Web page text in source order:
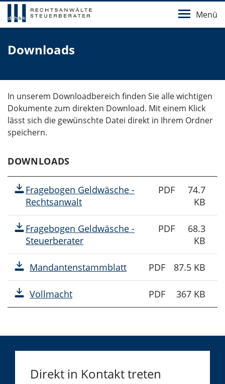
Menü
Downloads
In unserem Downloadbereich finden Sie alle wichtigen
Dokumente zum direkten Download. Mit einem Klick
lässt sich die gewünschte Datei direkt in Ihrem Ordner
speichern.
DOWNLOADS
Fragebogen Geldwäsche -
Rechtsanwalt
PDF
74.7
KB
Fragebogen Geldwäsche -
Steuerberater
PDF
68.3
KB
Mandantenstammblatt PDF 87.5 KB
Vollmacht PDF 367 KB
Direkt in Kontakt treten